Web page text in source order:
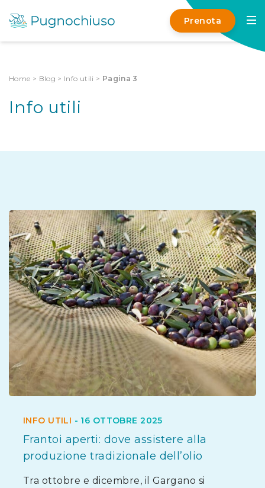
Prenota
Home > Blog > Info utili > Pagina 3
Info utili
INFO UTILI - 16 OTTOBRE 2025
Frantoi aperti: dove assistere alla
produzione tradizionale dell’olio
Tra ottobre e dicembre, il Gargano si